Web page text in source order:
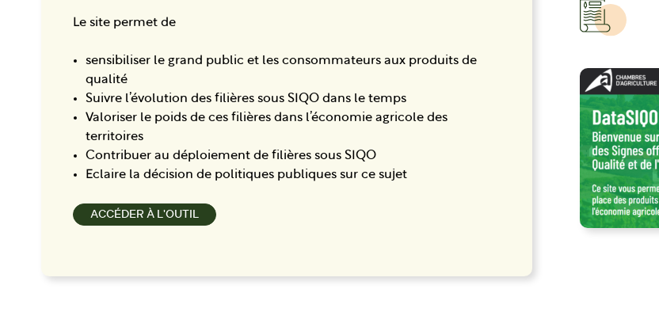
Le site permet de
sensibiliser le grand public et les consommateurs aux produits de
qualité
Suivre l’évolution des filières sous SIQO dans le temps
Valoriser le poids de ces filières dans l’économie agricole des
territoires
Contribuer au déploiement de filières sous SIQO
Eclaire la décision de politiques publiques sur ce sujet
ACCÉDER À L'OUTIL